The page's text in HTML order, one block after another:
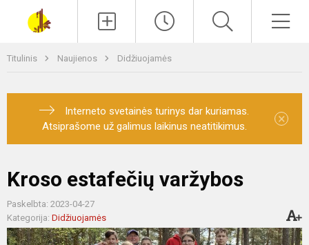
Titulinis Naujienos Didžiuojamės
Interneto svetainės turinys dar kuriamas.
Atsiprašome už galimus laikinus neatitikimus.
×
Kroso estafečių varžybos
Paskelbta: 2023-04-27
Kategorija: Didžiuojamės